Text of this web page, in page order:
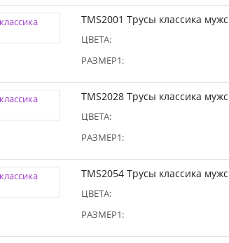
TMS2001 Трусы классика
ЦВЕТА:
РАЗМЕР1:
TMS2028 Трусы классика
ЦВЕТА:
РАЗМЕР1:
TMS2054 Трусы классика
ЦВЕТА:
РАЗМЕР1: